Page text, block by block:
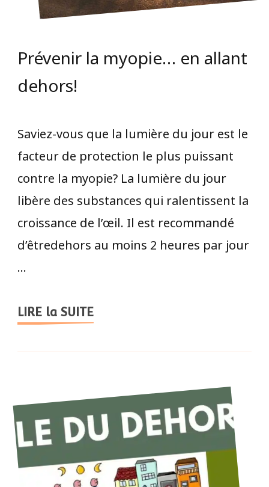
Prévenir la myopie… en allant
dehors!
Saviez-vous que la lumière du jour est le
facteur de protection le plus puissant
contre la myopie? La lumière du jour
libère des substances qui ralentissent la
croissance de l’œil. Il est recommandé
d’êtredehors au moins 2 heures par jour
…
LIRE la SUITE